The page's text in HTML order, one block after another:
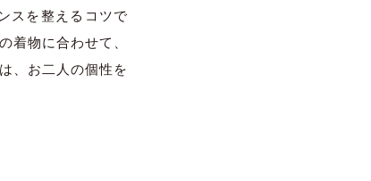
スを整えるコツで
着物に合わせて、
、お二人の個性を